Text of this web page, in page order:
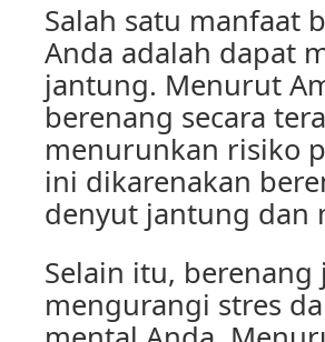
Salah satu manfaat
Anda adalah dapat
jantung. Menurut
berenang secara
menurunkan risiko
ini dikarenakan
denyut jantung dan
Selain itu,
mengurangi stres